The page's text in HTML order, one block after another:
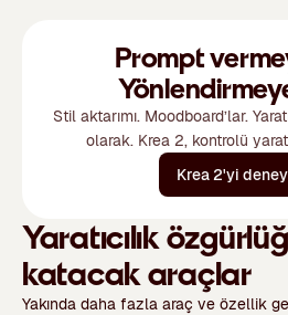
Prompt
Stil aktarımı. Moodboard’lar.
olarak. Krea 2, kontrolü
Krea 2'yi
Yaratıcılık
katacak araçlar
Yakında daha fazla araç ve özellik